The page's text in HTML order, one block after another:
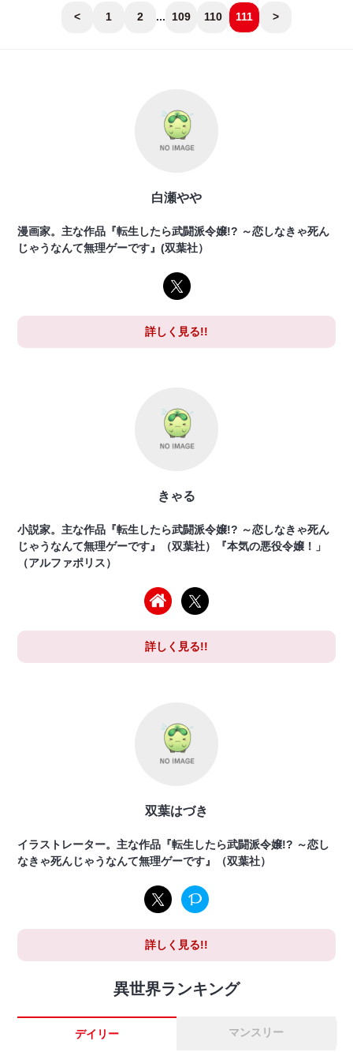
< 1 2 ... 109 110 111 >
白瀬やや
漫画家。主な作品『転生したら武闘派令嬢!? ～恋しなきゃ死ん
じゃうなんて無理ゲーです』(双葉社）
詳しく見る!!
きゃる
小説家。主な作品『転生したら武闘派令嬢!? ～恋しなきゃ死ん
じゃうなんて無理ゲーです』（双葉社）『本気の悪役令嬢！」
（アルファポリス）
詳しく見る!!
双葉はづき
イラストレーター。主な作品『転生したら武闘派令嬢!? ～恋し
なきゃ死んじゃうなんて無理ゲーです』（双葉社）
詳しく見る!!
異世界ランキング
デイリー マンスリー